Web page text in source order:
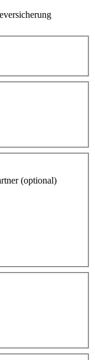
(optional)